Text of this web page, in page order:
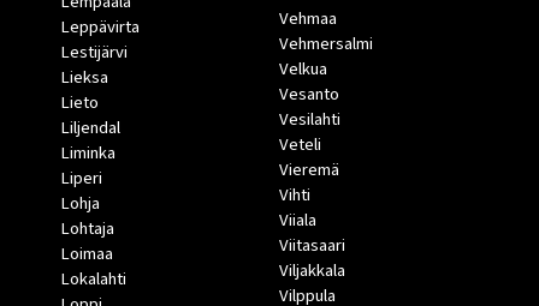
Leppävirta
Lestijärvi
Lieksa
Lieto
Liljendal
Liminka
Liperi
Lohja
Lohtaja
Loimaa
Lokalahti
Vehmaa
Vehmersalmi
Velkua
Vesanto
Vesilahti
Veteli
Vieremä
Vihti
Viiala
Viitasaari
Viljakkala
Vilppula